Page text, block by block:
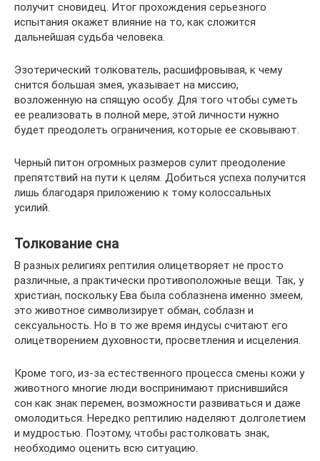
получит сновидец. Итог прохождения серьезного
испытания окажет влияние на то, как сложится
дальнейшая судьба человека.
Эзотерический толкователь, расшифровывая, к чему
снится большая змея, указывает на миссию,
возложенную на спящую особу. Для того чтобы суметь
ее реализовать в полной мере, этой личности нужно
будет преодолеть ограничения, которые ее сковывают.
Черный питон огромных размеров сулит преодоление
препятствий на пути к целям. Добиться успеха получится
лишь благодаря приложению к тому колоссальных
усилий.
Толкование сна
В разных религиях рептилия олицетворяет не просто
различные, а практически противоположные вещи. Так, у
христиан, поскольку Ева была соблазнена именно змеем,
это животное символизирует обман, соблазн и
сексуальность. Но в то же время индусы считают его
олицетворением духовности, просветления и исцеления.
Кроме того, из-за естественного процесса смены кожи у
животного многие люди воспринимают приснившийся
сон как знак перемен, возможности развиваться и даже
омолодиться. Нередко рептилию наделяют долголетием
и мудростью. Поэтому, чтобы растолковать знак,
необходимо оценить всю ситуацию.